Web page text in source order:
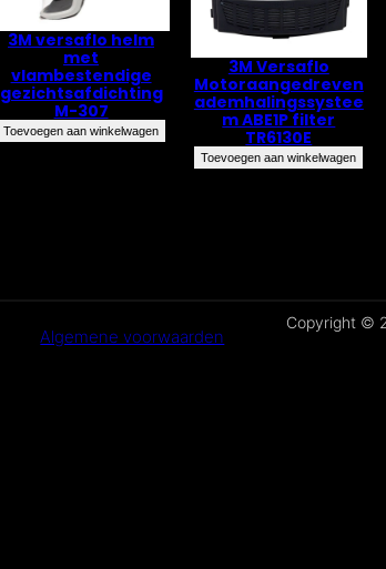
3M versaflo helm
met
vlambestendige
gezichtsafdichting
M-307
Toevoegen aan winkelwagen
3M Versaflo
Motoraangedreven
ademhalingssystee
m ABE1P filter
TR6130E
Toevoegen aan winkelwagen
Algemene voorwaarden
Copyright ©